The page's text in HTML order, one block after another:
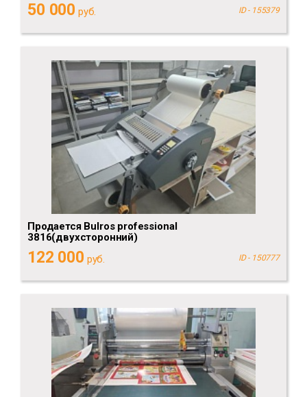
50 000 руб. ID - 155379
Продается Bulros professional
3816(двухсторонний)
122 000 руб. ID - 150777